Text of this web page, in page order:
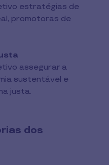
estratégias de
promotoras de
assegurar a
sustentável e
justa.
dos